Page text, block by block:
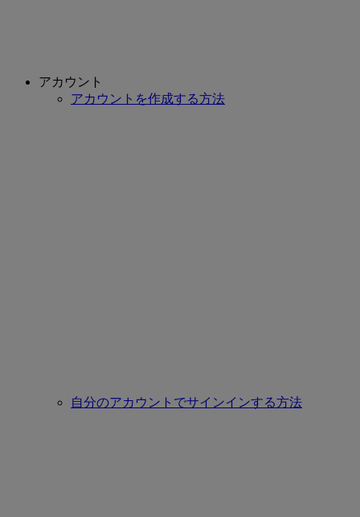
アカウント
アカウントを作成する方法
自分のアカウントでサインインする方法